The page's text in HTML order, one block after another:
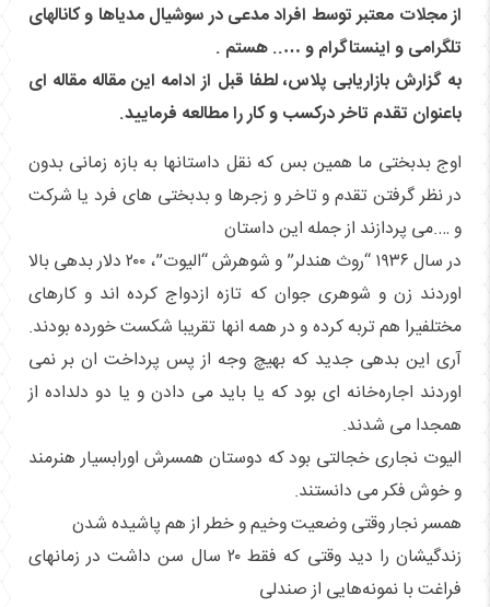
از مجلات معتبر توسط افراد مدعی در سوشیال مدیاها و کانالهای
تلگرامی و اینستاگرام و ….. هستم .
به گزارش بازاریابی پلاس، لطفا قبل از ادامه این مقاله مقاله ای
باعنوان تقدم تاخر درکسب و کار را مطالعه فرمایید.
اوج بدبختی ما همین بس که نقل داستانها به بازه زمانی بدون
در نظر گرفتن تقدم و تاخر و زجرها و بدبختی های فرد یا شرکت
و ….می پردازند از جمله این داستان
در سال ۱۹۳۶ “روث هندلر” و شوهرش “الیوت”، ۲۰۰ دلار بدهی بالا
اوردند زن و شوهری جوان که تازه ازدواج کرده اند و کارهای
مختلفیرا هم تربه کرده و در همه انها تقریبا شکست خورده بودند.
آری این بدهی جدید که بهیچ وجه از پس پرداخت ان بر نمی
اوردند اجاره‌خانه ای بود که یا باید می دادن و یا دو دلداده از
همجدا می شدند.
الیوت نجاری خجالتی بود که دوستان همسرش اورابسیار هنرمند
و خوش فکر می دانستند.
همسر نجار وقتی وضعیت وخیم و خطر از هم پاشیده شدن
زندگیشان را دید وقتی که فقط ۲۰ سال سن داشت در زمانهای
فراغت با نمونه‌هایی از صندلی‌